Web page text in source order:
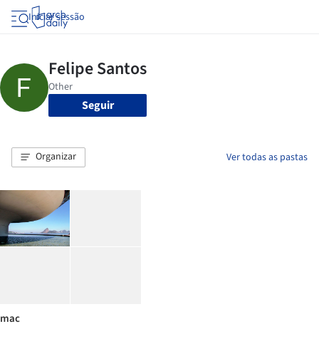
Iniciar sessão
Seguir
Organizar Ver todas as pastas
mac